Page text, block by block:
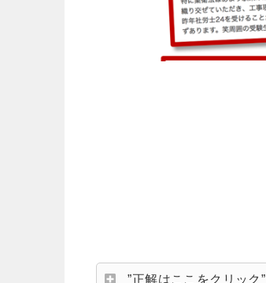
”正解はここをクリック”